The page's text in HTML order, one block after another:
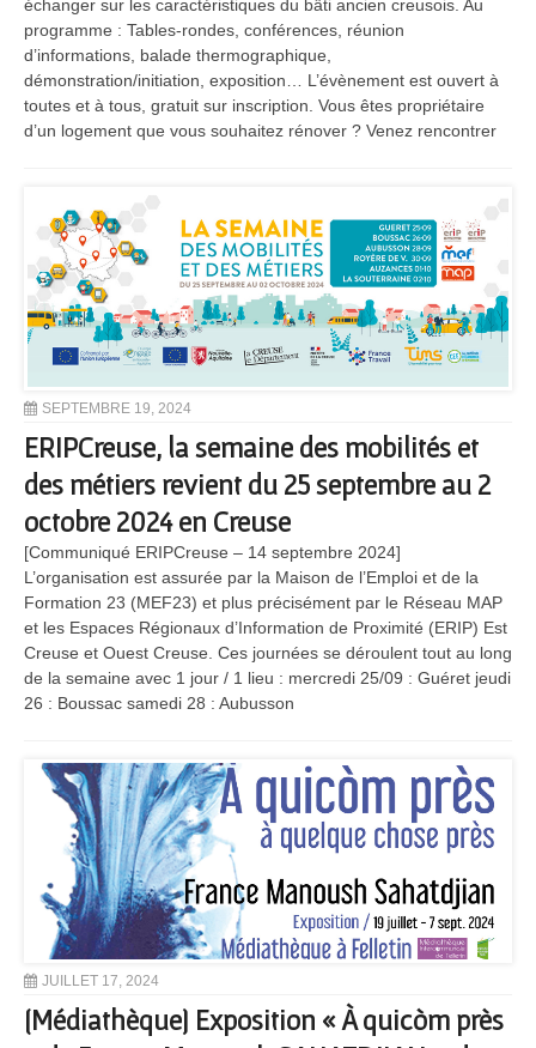
échanger sur les caractéristiques du bâti ancien creusois. Au
programme : Tables-rondes, conférences, réunion
d’informations, balade thermographique,
démonstration/initiation, exposition… L’évènement est ouvert à
toutes et à tous, gratuit sur inscription. Vous êtes propriétaire
d’un logement que vous souhaitez rénover ? Venez rencontrer
SEPTEMBRE 19, 2024
ERIPCreuse, la semaine des mobilités et
des métiers revient du 25 septembre au 2
octobre 2024 en Creuse
[Communiqué ERIPCreuse – 14 septembre 2024]
L’organisation est assurée par la Maison de l’Emploi et de la
Formation 23 (MEF23) et plus précisément par le Réseau MAP
et les Espaces Régionaux d’Information de Proximité (ERIP) Est
Creuse et Ouest Creuse. Ces journées se déroulent tout au long
de la semaine avec 1 jour / 1 lieu : mercredi 25/09 : Guéret jeudi
26 : Boussac samedi 28 : Aubusson
JUILLET 17, 2024
[Médiathèque] Exposition « À quicòm près